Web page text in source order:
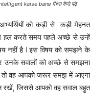
kaise bane मैथ्स कैसे पढ़े
को कड़ी से कड़ी मेहनत
हल करते समय पहले अच्छे से उन्हें
नहीं है l इस विषय को समझने के
उनके सवालों को अच्छे से समझना
तो वह आपको जरूर समझ में आएगा
जिससे आपको वह सवाल बहुत